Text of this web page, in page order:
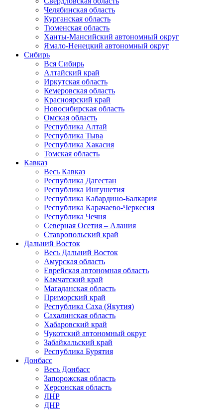
Челябинская область
Курганская область
Тюменская область
Ханты-Мансийский автономный округ
Ямало-Ненецкий автономный округ
Сибирь
Вся Сибирь
Алтайский край
Иркутская область
Кемеровская область
Красноярский край
Новосибирская область
Омская область
Республика Алтай
Республика Тыва
Республика Хакасия
Томская область
Кавказ
Весь Кавказ
Республика Дагестан
Республика Ингушетия
Республика Кабардино-Балкария
Республика Карачаево-Черкесия
Республика Чечня
Северная Осетия – Алания
Ставропольский край
Дальний Восток
Весь Дальний Восток
Амурская область
Еврейская автономная область
Камчатский край
Магаданская область
Приморский край
Республика Саха (Якутия)
Сахалинская область
Хабаровский край
Чукотский автономный округ
Забайкальский край
Республика Бурятия
Донбасс
Весь Донбасс
Запорожская область
Херсонская область
ЛНР
ДНР